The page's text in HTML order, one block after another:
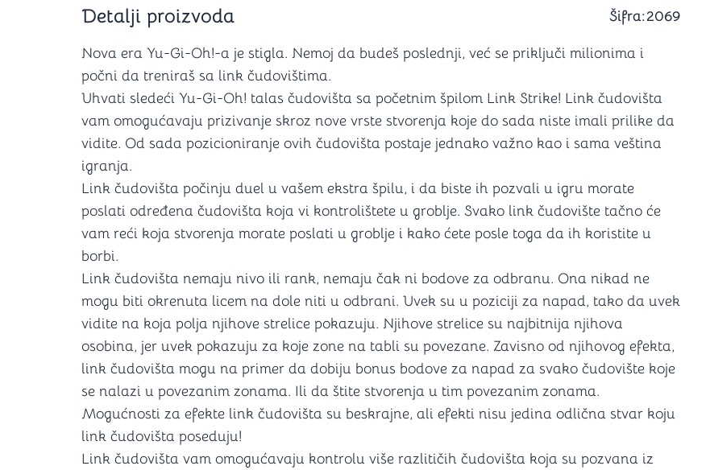
Šah
Domine
Backgammon (Tavla)
Kutijice
Mozgalice
Hanayama
Kocke
Ostale mozgalice
Stripovi
Detalji proizvoda Šifra:2069
Nova era Yu-Gi-Oh!-a je stigla. Nemoj da budeš poslednji, već se priključi milionima i
počni da treniraš sa link čudovištima.
Uhvati sledeći Yu-Gi-Oh! talas čudovišta sa početnim špilom Link Strike! Link čudovišta
vam omogućavaju prizivanje skroz nove vrste stvorenja koje do sada niste imali prilike da
vidite. Od sada pozicioniranje ovih čudovišta postaje jednako važno kao i sama veština
igranja.
Link čudovišta počinju duel u vašem ekstra špilu, i da biste ih pozvali u igru morate
poslati određena čudovišta koja vi kontrolištete u groblje. Svako link čudovište tačno će
vam reći koja stvorenja morate poslati u groblje i kako ćete posle toga da ih koristite u
borbi.
Link čudovišta nemaju nivo ili rank, nemaju čak ni bodove za odbranu. Ona nikad ne
mogu biti okrenuta licem na dole niti u odbrani. Uvek su u poziciji za napad, tako da uvek
vidite na koja polja njihove strelice pokazuju. Njihove strelice su najbitnija njihova
osobina, jer uvek pokazuju za koje zone na tabli su povezane. Zavisno od njihovog efekta,
link čudovišta mogu na primer da dobiju bonus bodove za napad za svako čudovište koje
se nalazi u povezanim zonama. Ili da štite stvorenja u tim povezanim zonama.
Mogućnosti za efekte link čudovišta su beskrajne, ali efekti nisu jedina odlična stvar koju
link čudovišta poseduju!
Link čudovišta vam omogućavaju kontrolu više razlitičih čudovišta koja su pozvana iz